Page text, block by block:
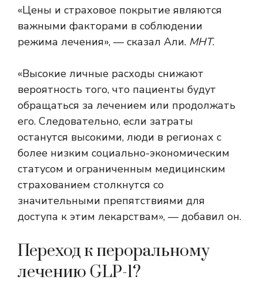
«Цены и страховое покрытие являются
важными факторами в соблюдении
режима лечения», — сказал Али. МНТ.
«Высокие личные расходы снижают
вероятность того, что пациенты будут
обращаться за лечением или продолжать
его. Следовательно, если затраты
останутся высокими, люди в регионах с
более низким социально-экономическим
статусом и ограниченным медицинским
страхованием столкнутся со
значительными препятствиями для
доступа к этим лекарствам», — добавил он.
Переход к пероральному
лечению GLP-1?